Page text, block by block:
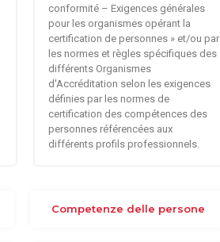
conformité – Exigences générales
pour les organismes opérant la
certification de personnes » et/ou par
les normes et règles spécifiques des
différents Organismes
d'Accréditation selon les exigences
définies par les normes de
certification des compétences des
personnes référencées aux
différents profils professionnels.
Competenze delle persone